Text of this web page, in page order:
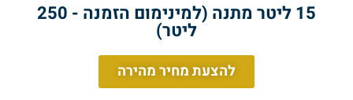
15 ליטר מתנה (למינימום הזמנה - 250
ליטר)
להצעת מחיר מהירה